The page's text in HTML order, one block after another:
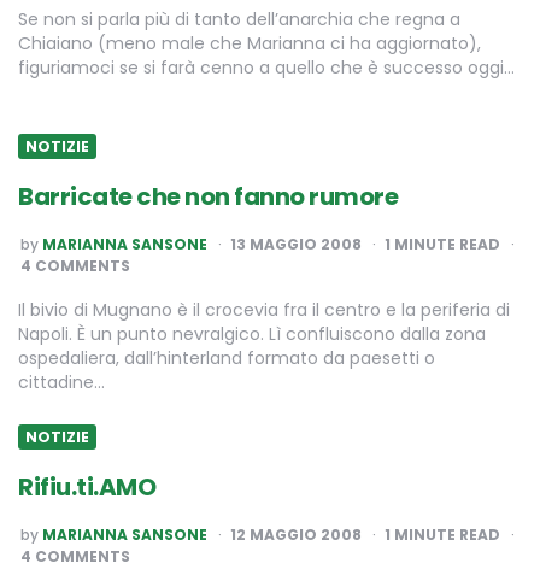
Se non si parla più di tanto dell’anarchia che regna a
Chiaiano (meno male che Marianna ci ha aggiornato),
figuriamoci se si farà cenno a quello che è successo oggi…
NOTIZIE
Barricate che non fanno rumore
POSTED
BY
by MARIANNA SANSONE 13 MAGGIO 2008 1 MINUTE READ
4 COMMENTS
Il bivio di Mugnano è il crocevia fra il centro e la periferia di
Napoli. È un punto nevralgico. Lì confluiscono dalla zona
ospedaliera, dall’hinterland formato da paesetti o
cittadine…
NOTIZIE
Rifiu.ti.AMO
POSTED
BY
by MARIANNA SANSONE 12 MAGGIO 2008 1 MINUTE READ
4 COMMENTS